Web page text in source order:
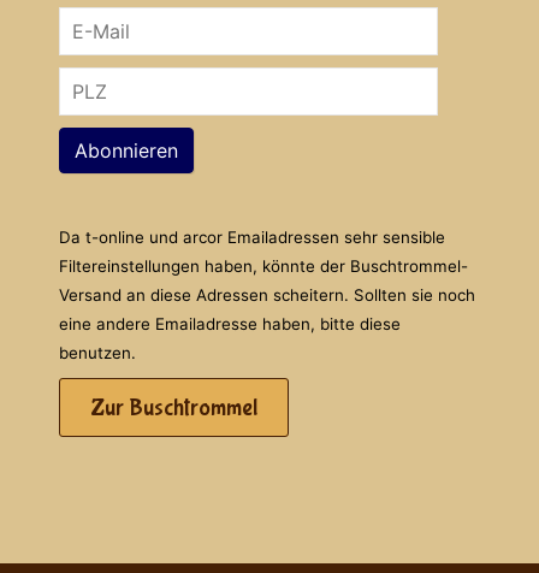
Abonnieren
Da t-online und arcor Emailadressen sehr sensible
Filtereinstellungen haben, könnte der Buschtrommel-
Versand an diese Adressen scheitern. Sollten sie noch
eine andere Emailadresse haben, bitte diese
benutzen.
Zur Buschtrommel